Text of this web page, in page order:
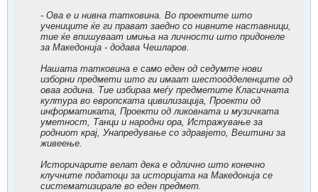
- Ова е и нивна татковина. Во проектите што
учениците ќе ги прават заедно со нивните наставници,
тие ќе впишуваат имиња на личности што придонеле
за Македонија - додава Чешларов.
Нашата татковина е само еден од седумте нови
изборни предмети што ги имаат шестоодделенците од
оваа година. Тие избираа меѓу предметите Класичната
култура во европската цивилизација, Проекти од
информатиката, Проекти од ликовната и музичката
уметност, Танци и народни ора, Истражување за
родниот крај, Унапредување со здравјето, Вештини за
живеење.
Историчарите велат дека е одлично што конечно
клучните податоци за историјата на Македонија се
систематизирале во еден предмет.